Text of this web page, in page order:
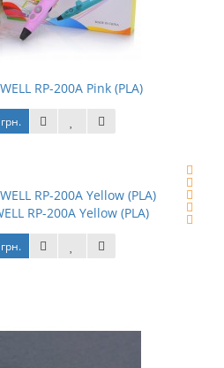
RP-200A Pink (PLA)
RP-200A Yellow (PLA)